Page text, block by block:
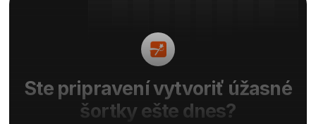
Ste pripravení vytvoriť úžasné
šortky ešte dnes?